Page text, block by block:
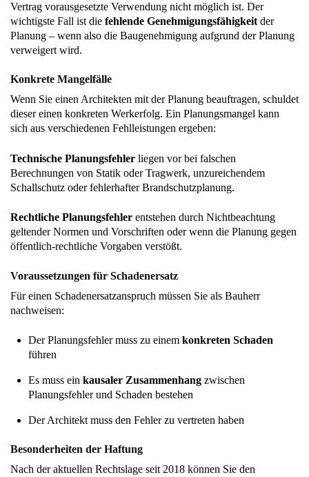
Vertrag vorausgesetzte Verwendung nicht möglich ist. Der
wichtigste Fall ist die fehlende Genehmigungsfähigkeit der
Planung – wenn also die Baugenehmigung aufgrund der Planung
verweigert wird.
Konkrete Mangelfälle
Wenn Sie einen Architekten mit der Planung beauftragen, schuldet
dieser einen konkreten Werkerfolg. Ein Planungsmangel kann
sich aus verschiedenen Fehlleistungen ergeben:
Technische Planungsfehler liegen vor bei falschen
Berechnungen von Statik oder Tragwerk, unzureichendem
Schallschutz oder fehlerhafter Brandschutzplanung.
Rechtliche Planungsfehler entstehen durch Nichtbeachtung
geltender Normen und Vorschriften oder wenn die Planung gegen
öffentlich-rechtliche Vorgaben verstößt.
Voraussetzungen für Schadenersatz
Für einen Schadenersatzanspruch müssen Sie als Bauherr
nachweisen:
Der Planungsfehler muss zu einem konkreten Schaden
führen
Es muss ein kausaler Zusammenhangzwischen
Planungsfehler und Schaden bestehen
Der Architekt muss den Fehler zu vertreten haben
Besonderheiten der Haftung
Nach der aktuellen Rechtslage seit 2018 können Sie den